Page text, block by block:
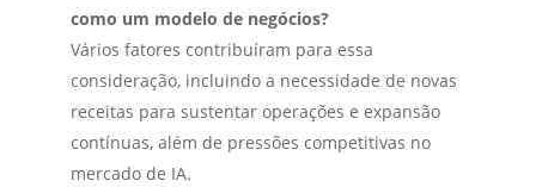
como um modelo de negócios?
Vários fatores contribuíram para essa
consideração, incluindo a necessidade de novas
receitas para sustentar operações e expansão
contínuas, além de pressões competitivas no
mercado de IA.